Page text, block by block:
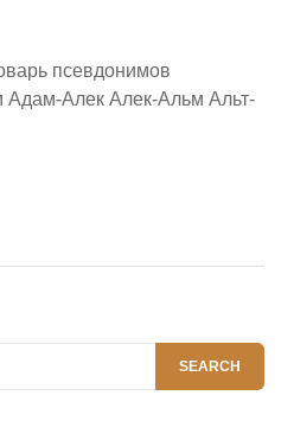
псевдонимов
Алек Алек-Альм Альт-
SEARCH